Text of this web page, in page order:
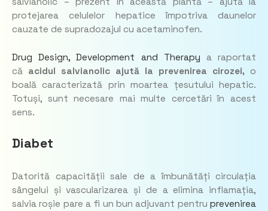
protejarea celulelor hepatice împotriva daunelor
cauzate de supradozajul cu acetaminofen.
Drug Design, Development and Therapy a raportat
că acidul salvianolic ajută la prevenirea cirozei, o
boală caracterizată prin moartea țesutului hepatic.
Totuși, sunt necesare mai multe cercetări în acest
sens.
Diabet
Datorită capacității sale de a îmbunătăți circulația
sângelui și vascularizarea și de a elimina inflamația,
salvia roșie pare a fi un bun adjuvant pentru prevenirea